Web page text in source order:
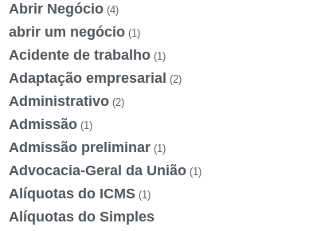
Abrir Negócio (4)
abrir um negócio (1)
Acidente de trabalho (1)
Adaptação empresarial (2)
Administrativo (2)
Admissão (1)
Admissão preliminar (1)
Advocacia-Geral da União (1)
Alíquotas do ICMS (1)
Alíquotas do Simples